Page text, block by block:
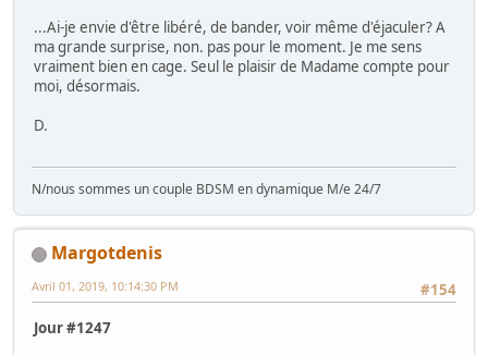
...Ai-je envie d'être libéré, de bander, voir même d'éjaculer? A
ma grande surprise, non. pas pour le moment. Je me sens
vraiment bien en cage. Seul le plaisir de Madame compte pour
moi, désormais.
D.
N/nous sommes un couple BDSM en dynamique M/e 24/7
Margotdenis
#154
Avril 01, 2019, 10:14:30 PM
Jour #1247